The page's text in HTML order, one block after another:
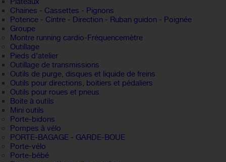
Chaines - Cassettes - Pignons
Potence - Cintre - Direction - Ruban guidon - Poignée
Groupe
Montre running cardio-Fréquencemètre
Outillage
Pieds d'atelier
Outillage de transmissions
Outils de purge, disques et liquide de freins
Outils pour directions, boitiers et pédaliers
Outils pour roues et pneus
Boite à outils
Mini outils
Porte-bidons
Pompes à vélo
PORTE-BAGAGE - GARDE-BOUE
Porte-vélo
Porte-bébé